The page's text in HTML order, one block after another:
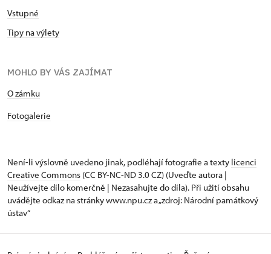
Vstupné
Tipy na výlety
MOHLO BY VÁS ZAJÍMAT
O zámku
Fotogalerie
Není-li výslovně uvedeno jinak, podléhají fotografie a texty licenci
Creative Commons (CC BY-NC-ND 3.0 CZ) (Uveďte autora |
Neužívejte dílo komerčně | Nezasahujte do díla). Při užití obsahu
uvádějte odkaz na stránky www.npu.cz a „zdroj: Národní památkový
ústav“